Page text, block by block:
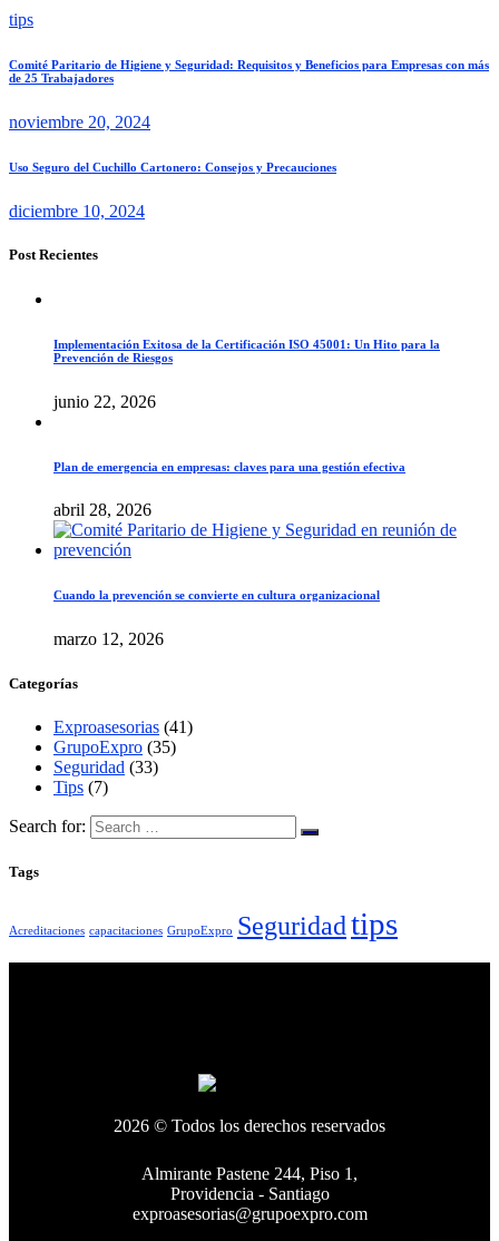
tips
Comité Paritario de Higiene y Seguridad: Requisitos y Beneficios para Empresas con más
de 25 Trabajadores
noviembre 20, 2024
Uso Seguro del Cuchillo Cartonero: Consejos y Precauciones
diciembre 10, 2024
Post Recientes
Implementación Exitosa de la Certificación ISO 45001: Un Hito para la
Prevención de Riesgos
junio 22, 2026
Plan de emergencia en empresas: claves para una gestión efectiva
abril 28, 2026
Cuando la prevención se convierte en cultura organizacional
marzo 12, 2026
Categorías
Exproasesorias (41)
GrupoExpro (35)
Seguridad (33)
Tips (7)
Search for:
Tags
Acreditaciones capacitaciones GrupoExpro Seguridadtips
2026 © Todos los derechos reservados
Almirante Pastene 244, Piso 1,
Providencia - Santiago
exproasesorias@grupoexpro.com